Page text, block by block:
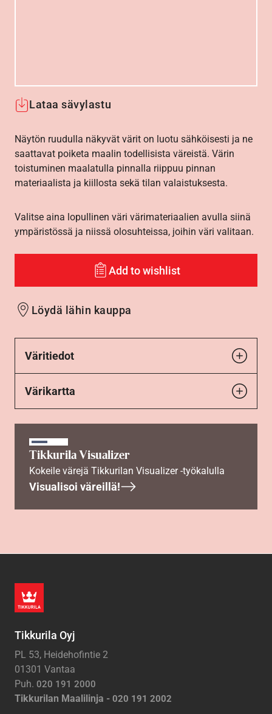
Lataa sävylastu
Näytön ruudulla näkyvät värit on luotu sähköisesti ja ne
saattavat poiketa maalin todellisista väreistä. Värin
toistuminen maalatulla pinnalla riippuu pinnan
materiaalista ja kiillosta sekä tilan valaistuksesta.
Valitse aina lopullinen väri värimateriaalien avulla siinä
ympäristössä ja niissä olosuhteissa, joihin väri valitaan.
Add to wishlist
Löydä lähin kauppa
Väritiedot
Värikartta
Tikkurila Visualizer
Kokeile värejä Tikkurilan Visualizer -työkalulla
Visualisoi väreillä!
Tikkurila Oyj
PL 53, Heidehofintie 2
01301 Vantaa
Puh. 020 191 2000
Tikkurilan Maalilinja - 020 191 2002